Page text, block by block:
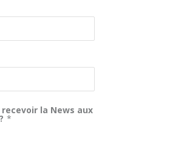
la News aux
*